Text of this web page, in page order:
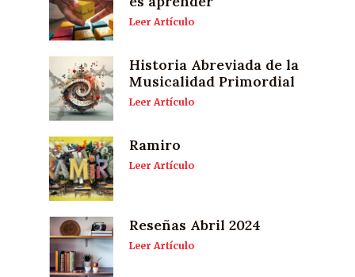
Leer Artículo
Historia Abreviada de la
Musicalidad Primordial
Leer Artículo
Ramiro
Leer Artículo
Reseñas Abril 2024
Leer Artículo